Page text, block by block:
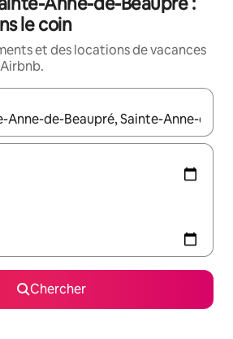
le coin
et des locations de vacances
sont affichés, parcourez-les en utilisant
Chercher